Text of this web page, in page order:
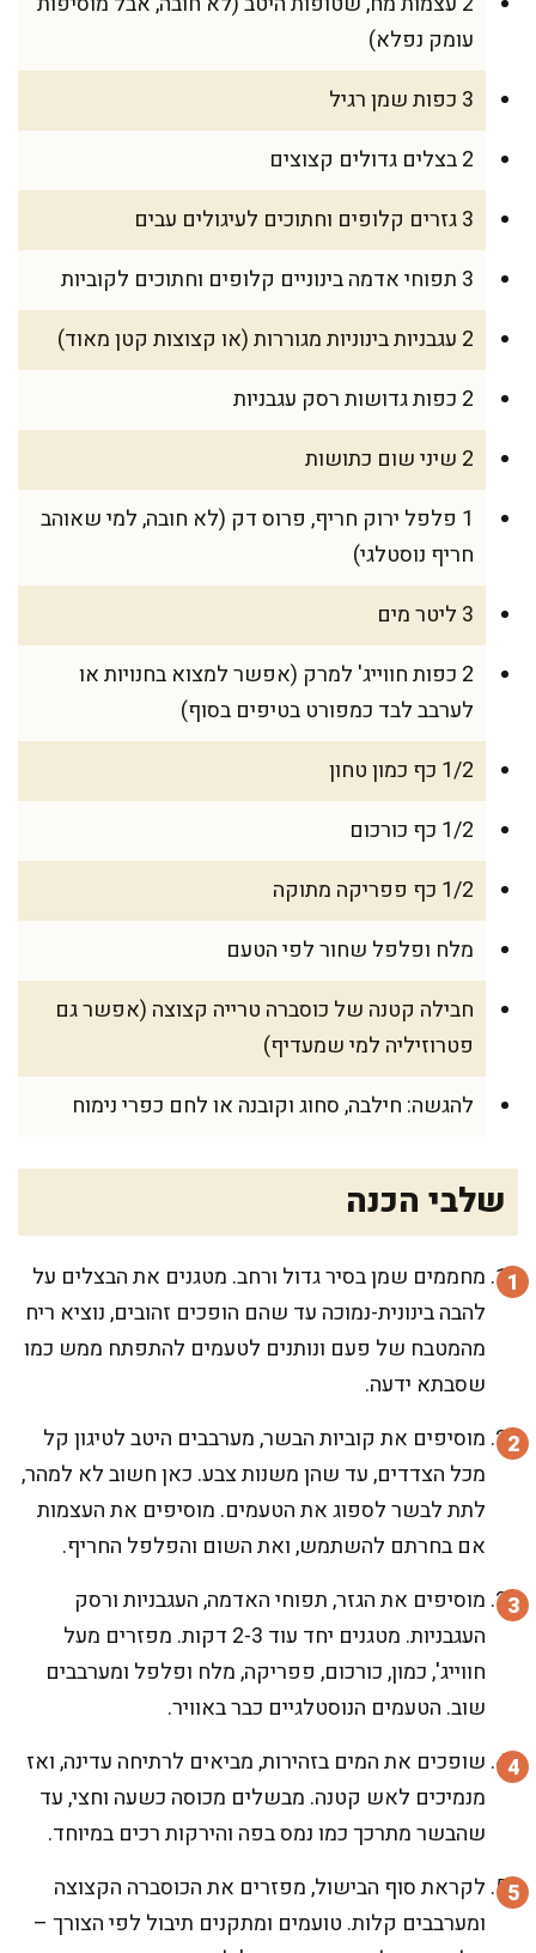
עומק נפלא)
3 כפות שמן רגיל
2 בצלים גדולים קצוצים
3 גזרים קלופים וחתוכים לעיגולים עבים
3 תפוחי אדמה בינוניים קלופים וחתוכים לקוביות
2 עגבניות בינוניות מגוררות (או קצוצות קטן מאוד)
2 כפות גדושות רסק עגבניות
2 שיני שום כתושות
1 פלפל ירוק חריף, פרוס דק (לא חובה, למי שאוהב
חריף נוסטלגי)
3 ליטר מים
2 כפות חווייג' למרק (אפשר למצוא בחנויות או
לערבב לבד כמפורט בטיפים בסוף)
1/2 כף כמון טחון
1/2 כף כורכום
1/2 כף פפריקה מתוקה
מלח ופלפל שחור לפי הטעם
חבילה קטנה של כוסברה טרייה קצוצה (אפשר גם
פטרוזיליה למי שמעדיף)
להגשה: חילבה, סחוג וקובנה או לחם כפרי נימוח
שלבי הכנה
מחממים שמן בסיר גדול ורחב. מטגנים את הבצלים על
להבה בינונית-נמוכה עד שהם הופכים זהובים, נוציא ריח
מהמטבח של פעם ונותנים לטעמים להתפתח ממש כמו
שסבתא ידעה.
מוסיפים את קוביות הבשר, מערבבים היטב לטיגון קל
מכל הצדדים, עד שהן משנות צבע. כאן חשוב לא למהר,
לתת לבשר לספוג את הטעמים. מוסיפים את העצמות
אם בחרתם להשתמש, ואת השום והפלפל החריף.
מוסיפים את הגזר, תפוחי האדמה, העגבניות ורסק
העגבניות. מטגנים יחד עוד 2-3 דקות. מפזרים מעל
חווייג', כמון, כורכום, פפריקה, מלח ופלפל ומערבבים
שוב. הטעמים הנוסטלגיים כבר באוויר.
שופכים את המים בזהירות, מביאים לרתיחה עדינה, ואז
מנמיכים לאש קטנה. מבשלים מכוסה כשעה וחצי, עד
שהבשר מתרכך כמו נמס בפה והירקות רכים במיוחד.
לקראת סוף הבישול, מפזרים את הכוסברה הקצוצה
ומערבבים קלות. טועמים ומתקנים תיבול לפי הצורך –